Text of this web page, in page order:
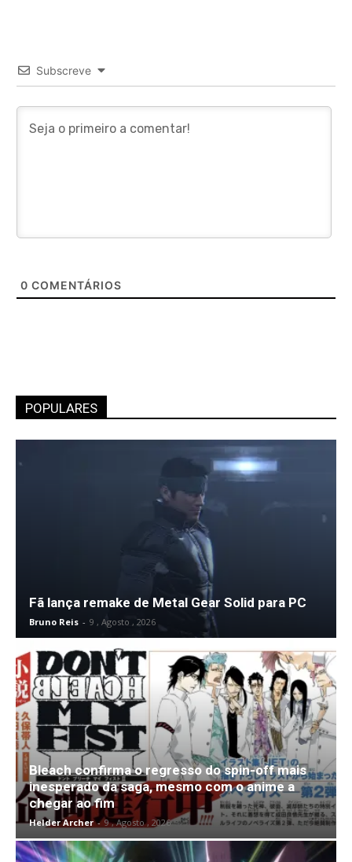
Subscreve
0 COMENTÁRIOS
POPULARES
Fã lança remake de Metal Gear Solid para PC
Bruno Reis - 9 , Agosto , 2026
Bleach confirma o regresso do spin-off mais
inesperado da saga, mesmo com o anime a
chegar ao fim
Helder Archer - 9 , Agosto , 2026